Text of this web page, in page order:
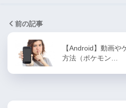
前の記事
【Android】動画や
方法（ポケモン…